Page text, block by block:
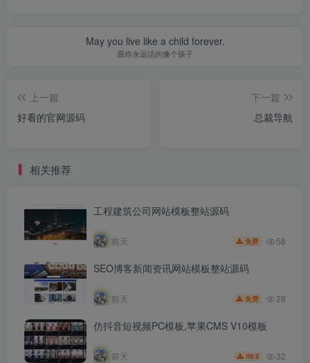
May you live like a child forever.
愿你永远活的像个孩子
上一篇
好看的官网源码
下一篇
总裁导航
相关推荐
工程建筑公司网站模板整站源码
前天 免费 58
SEO博客新闻资讯网站模板整站源码
前天 免费 28
仿抖音短视频PC模板,苹果CMS V10模板
前天 R9.9 32